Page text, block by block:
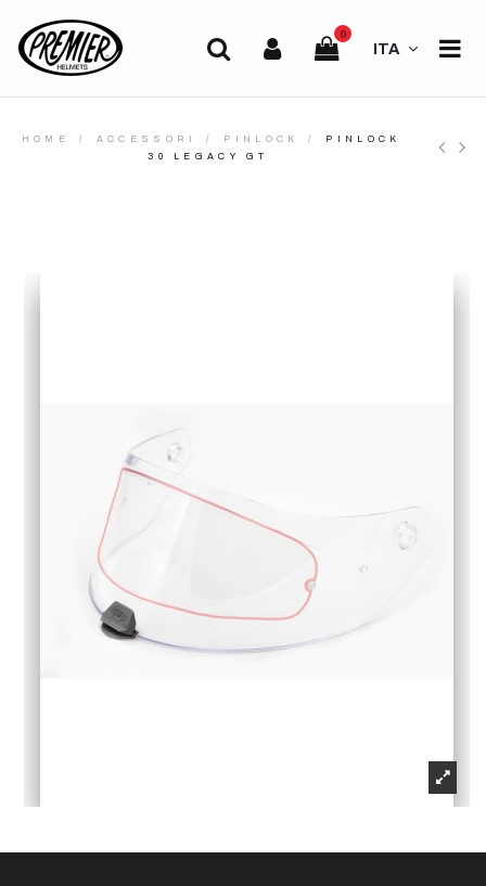
0
ITA
HOME ACCESSORI PINLOCK
PINLOCK
30 LEGACY GT